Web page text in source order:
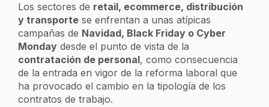
Los sectores de retail, ecommerce, distribución
y transporte se enfrentan a unas atípicas
campañas de Navidad, Black Friday o Cyber
Monday desde el punto de vista de la
contratación de personal, como consecuencia
de la entrada en vigor de la reforma laboral que
ha provocado el cambio en la tipología de los
contratos de trabajo.